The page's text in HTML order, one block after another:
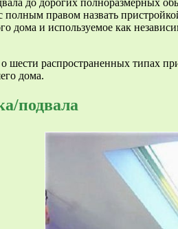
до дорогих полноразмерных
правом назвать
дома и используемое как
распространенных типах
дома.
подвала